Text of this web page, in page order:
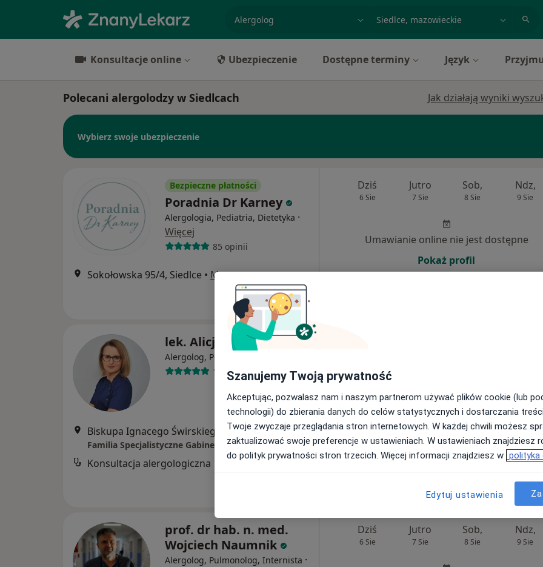
Konsultacje online Ubezpieczenie Dostępne terminy Język
Polecani alergolodzy w Siedlcach Jak działają wyniki
Wybierz swoje ubezpieczenie
Bezpieczne płatności
Poradnia Dr Karney
Alergologia, Pediatria, Dietetyka ·
Więcej
85 opinii
Sokołowska 95/4, Siedlce • Mapa
Dziś
6 Sie
Jutro
7 Sie
Sob,
8 Sie
Ndz,
9 Sie
Umawianie online nie jest dostępne
Pokaż profil
lek. Alicja Mitura
Alergolog, Pediatra
1 opinia
Biskupa Ignacego Świrskiego 34, Siedlce •Mapa
Familia Specjalistyczne Gabinety Lekarskie
Konsultacja alergologiczna
Umawianie online nie jest dostępne
Poproś o wizytę
prof. dr hab. n. med.
Wojciech Naumnik
Alergolog, Pulmonolog, Internista ·
Dziś
6 Sie
Jutro
7 Sie
Sob,
8 Sie
Ndz,
9 Sie
Szanujemy Twoją prywatność
Akceptując, pozwalasz nam i naszym partnerom używać plików cookie (lub
technologii) do zbierania danych do celów statystycznych i dostarczania
Twoje zwyczaje przeglądania stron internetowych. W każdej chwili możesz
zaktualizować swoje preferencje w ustawieniach. W ustawieniach znajdziesz
do polityk prywatności stron trzecich. Więcej informacji znajdziesz w polityka
Edytuj ustawienia